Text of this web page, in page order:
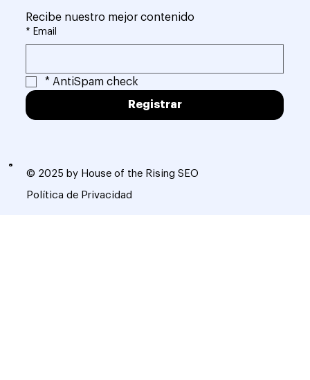
© 2025 by House of the Rising SEO
Política de Privacidad
Recibe nuestro mejor contenido
* Email
* AntiSpam check
Registrar